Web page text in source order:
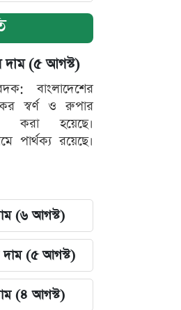
দাম (৫ আগস্ট)
বাংলাদেশের
স্বর্ণ ও রুপার
করা হয়েছে।
পার্থক্য রয়েছে।
(৬ আগস্ট)
দাম (৫ আগস্ট)
(৪ আগস্ট)